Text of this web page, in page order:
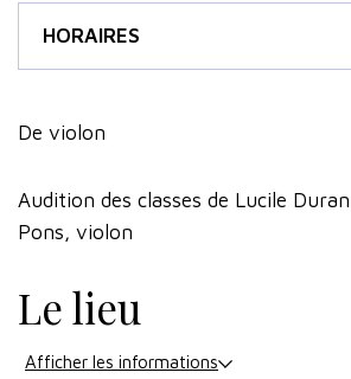
HORAIRES
De violon
Audition des classes de Lucile
Pons, violon
Le lieu
Afficher les informations